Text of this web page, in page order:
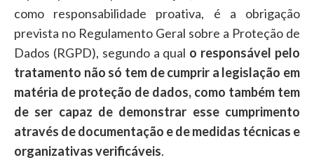
como responsabilidade proativa, é a obrigação
prevista no Regulamento Geral sobre a Proteção de
Dados (RGPD), segundo a qual o responsável pelo
tratamento não só tem de cumprir a legislação em
matéria de proteção de dados, como também tem
de ser capaz de demonstrar esse cumprimento
através de documentação e de medidas técnicas e
organizativas verificáveis.